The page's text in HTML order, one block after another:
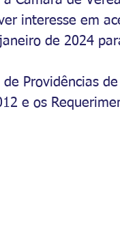
interesse em
de 2024
Providências
e os